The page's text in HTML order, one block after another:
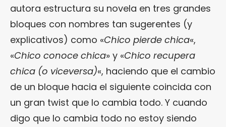
autora estructura su novela en tres grandes
bloques con nombres tan sugerentes (y
explicativos) como «Chico pierde chica«,
«Chico conoce chica» y «Chico recupera
chica (o viceversa)«, haciendo que el cambio
de un bloque hacia el siguiente coincida con
un gran twist que lo cambia todo. Y cuando
digo que lo cambia todo no estoy siendo